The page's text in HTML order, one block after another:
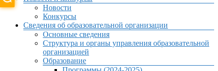
Новости
Конкурсы
Сведения об образовательной организации
Основные сведения
Структура и органы управления образовательной
организацией
Образование